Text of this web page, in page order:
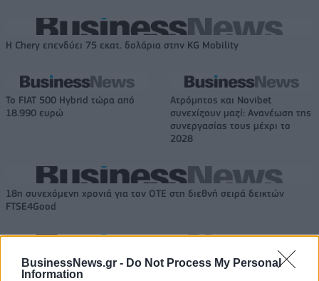
BusinessNews.gr - Do Not Process My Personal
Information
Η Chery επενδύει 75 εκατ. δολάρια στην KG Mobility
Το FIAT 500 Hybrid τώρα από
18.990 ευρώ
Ατρόμητος και Novibet
συνεχίζουν μαζί: Ανανέωση της
συνεργασίας τους μέχρι το
2028
18η συνεχόμενη χρονιά για τον ΟΤΕ στη διεθνή σειρά δεικτών
FTSE4Good
Alpha Bank: Για πρώτη φορά το Αρχαίο Θέατρο Επιδαύρου άνοιξε τις
πύλες του σε όλους